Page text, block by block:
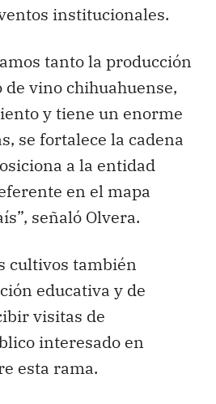
institucionales.
tanto la producción
de vino chihuahuense,
y tiene un enorme
se fortalece la cadena
a la entidad
en el mapa
señaló Olvera.
cultivos también
educativa y de
visitas de
interesado en
esta rama.